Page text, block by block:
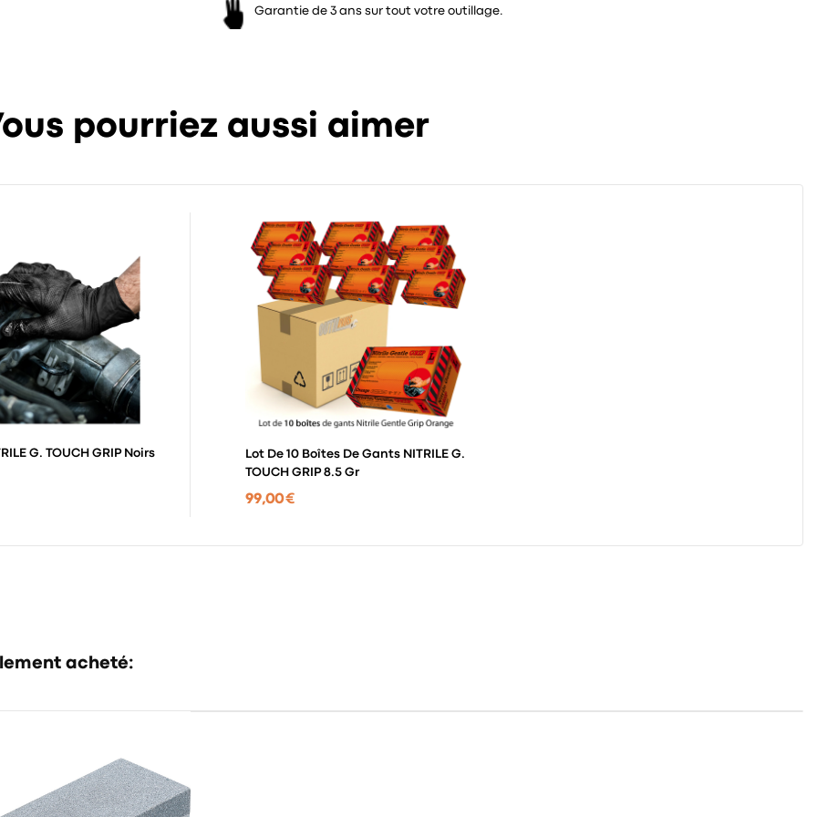
Garantie de 3 ans sur tout votre outillage.
pourriez aussi aimer
G. TOUCH GRIP Noirs
Lot De 10 Boîtes De Gants NITRILE G.
TOUCH GRIP 8.5 Gr
99,00 €
acheté: